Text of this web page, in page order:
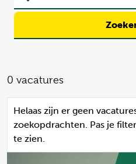
0 vacatures
Helaas zijn er geen
zoekopdrachten. Pas je
te zien.